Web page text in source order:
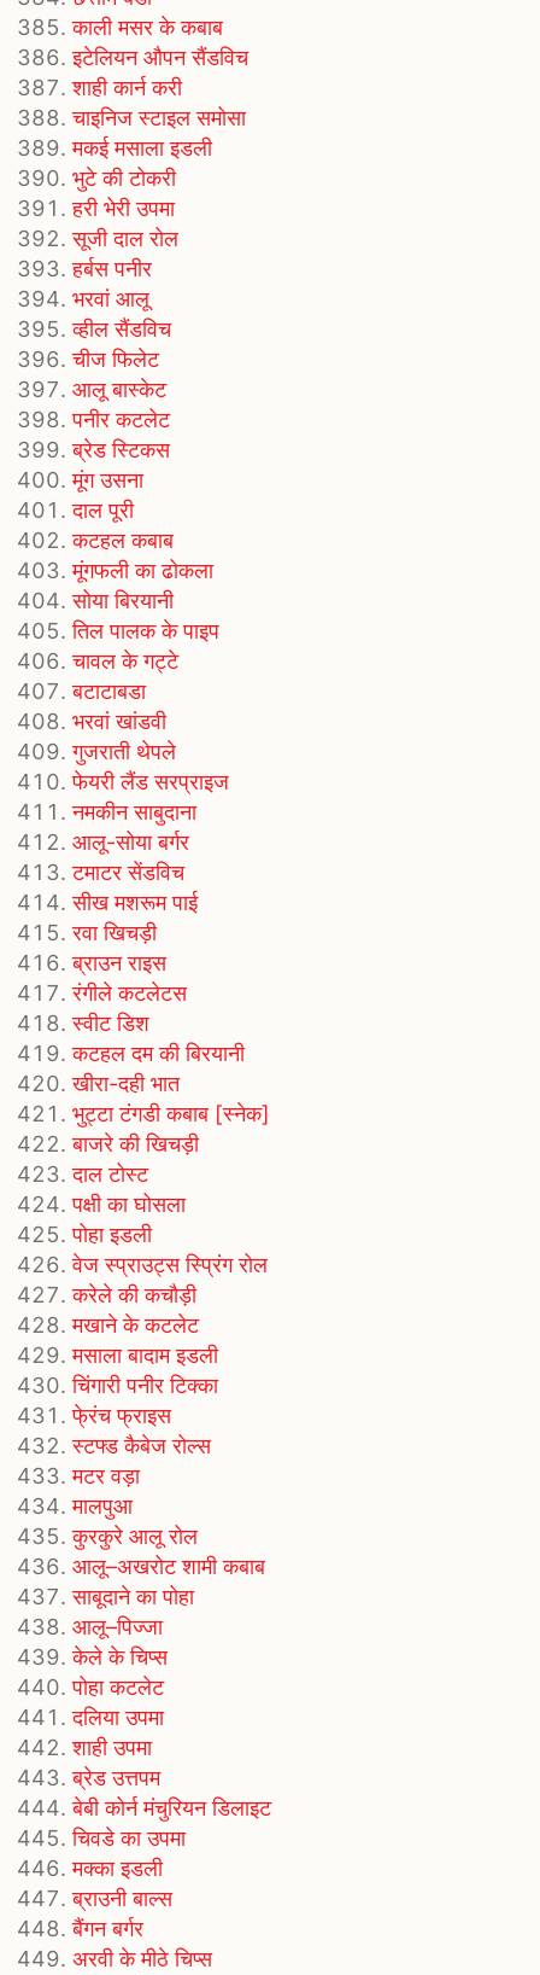
काली मसर के कबाब
इटेलियन औपन सैंडविच
शाही कार्न करी
चाइनिज स्टाइल समोसा
मकई मसाला इडली
भुटे की टोकरी
हरी भेरी उपमा
सूजी दाल रोल
हर्बस पनीर
भरवां आलू
व्हील सैंडविच
चीज फिलेट
आलू बास्केट
पनीर कटलेट
ब्रेड स्टिकस
मूंग उसना
दाल पूरी
कटहल कबाब
मूंगफली का ढोकला
सोया बिरयानी
तिल पालक के पाइप
चावल के गट्टे
बटाटाबडा
भरवां खांडवी
गुजराती थेपले
फेयरी लैंड सरप्राइज
नमकीन साबुदाना
आलू-सोया बर्गर
टमाटर सेंडविच
सीख मशरूम पाई
रवा खिचड़ी
ब्राउन राइस
रंगीले कटलेटस
स्वीट डिश
कटहल दम की बिरयानी
खीरा-दही भात
भुट्टा टंगडी कबाब [स्नेक]
बाजरे की खिचड़ी
दाल टोस्ट
पक्षी का घोसला
पोहा इडली
वेज स्प्राउट्स स्प्रिंग रोल
करेले की कचौड़ी
मखाने के कटलेट
मसाला बादाम इडली
चिंगारी पनीर टिक्का
फे्रंच फ्राइस
स्टफ्ड कैबेज रोल्स
मटर वड़ा
मालपुआ
कुरकुरे आलू रोल
आलू–अखरोट शामी कबाब
साबूदाने का पोहा
आलू–पिज्जा
केले के चिप्स
पोहा कटलेट
दलिया उपमा
शाही उपमा
ब्रेड उत्तपम
बेबी कोर्न मंचुरियन डिलाइट
चिवडे का उपमा
मक्का इडली
ब्राउनी बाल्स
बैंगन बर्गर
अरवी के मीठे चिप्स